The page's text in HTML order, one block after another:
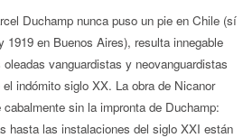
Duchamp nunca puso un pie en Chile (sí
1919 en Buenos Aires), resulta innegable
vanguardistas y neovanguardistas
indómito siglo XX. La obra de Nicanor
sin la impronta de Duchamp:
hasta las instalaciones del siglo XXI están